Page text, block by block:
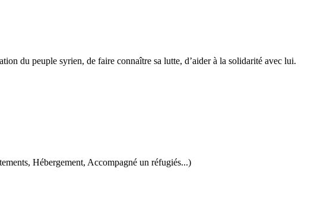
du peuple syrien, de faire connaître sa lutte, d’aider à la solidarité avec lui.
Hébergement, Accompagné un réfugiés...)